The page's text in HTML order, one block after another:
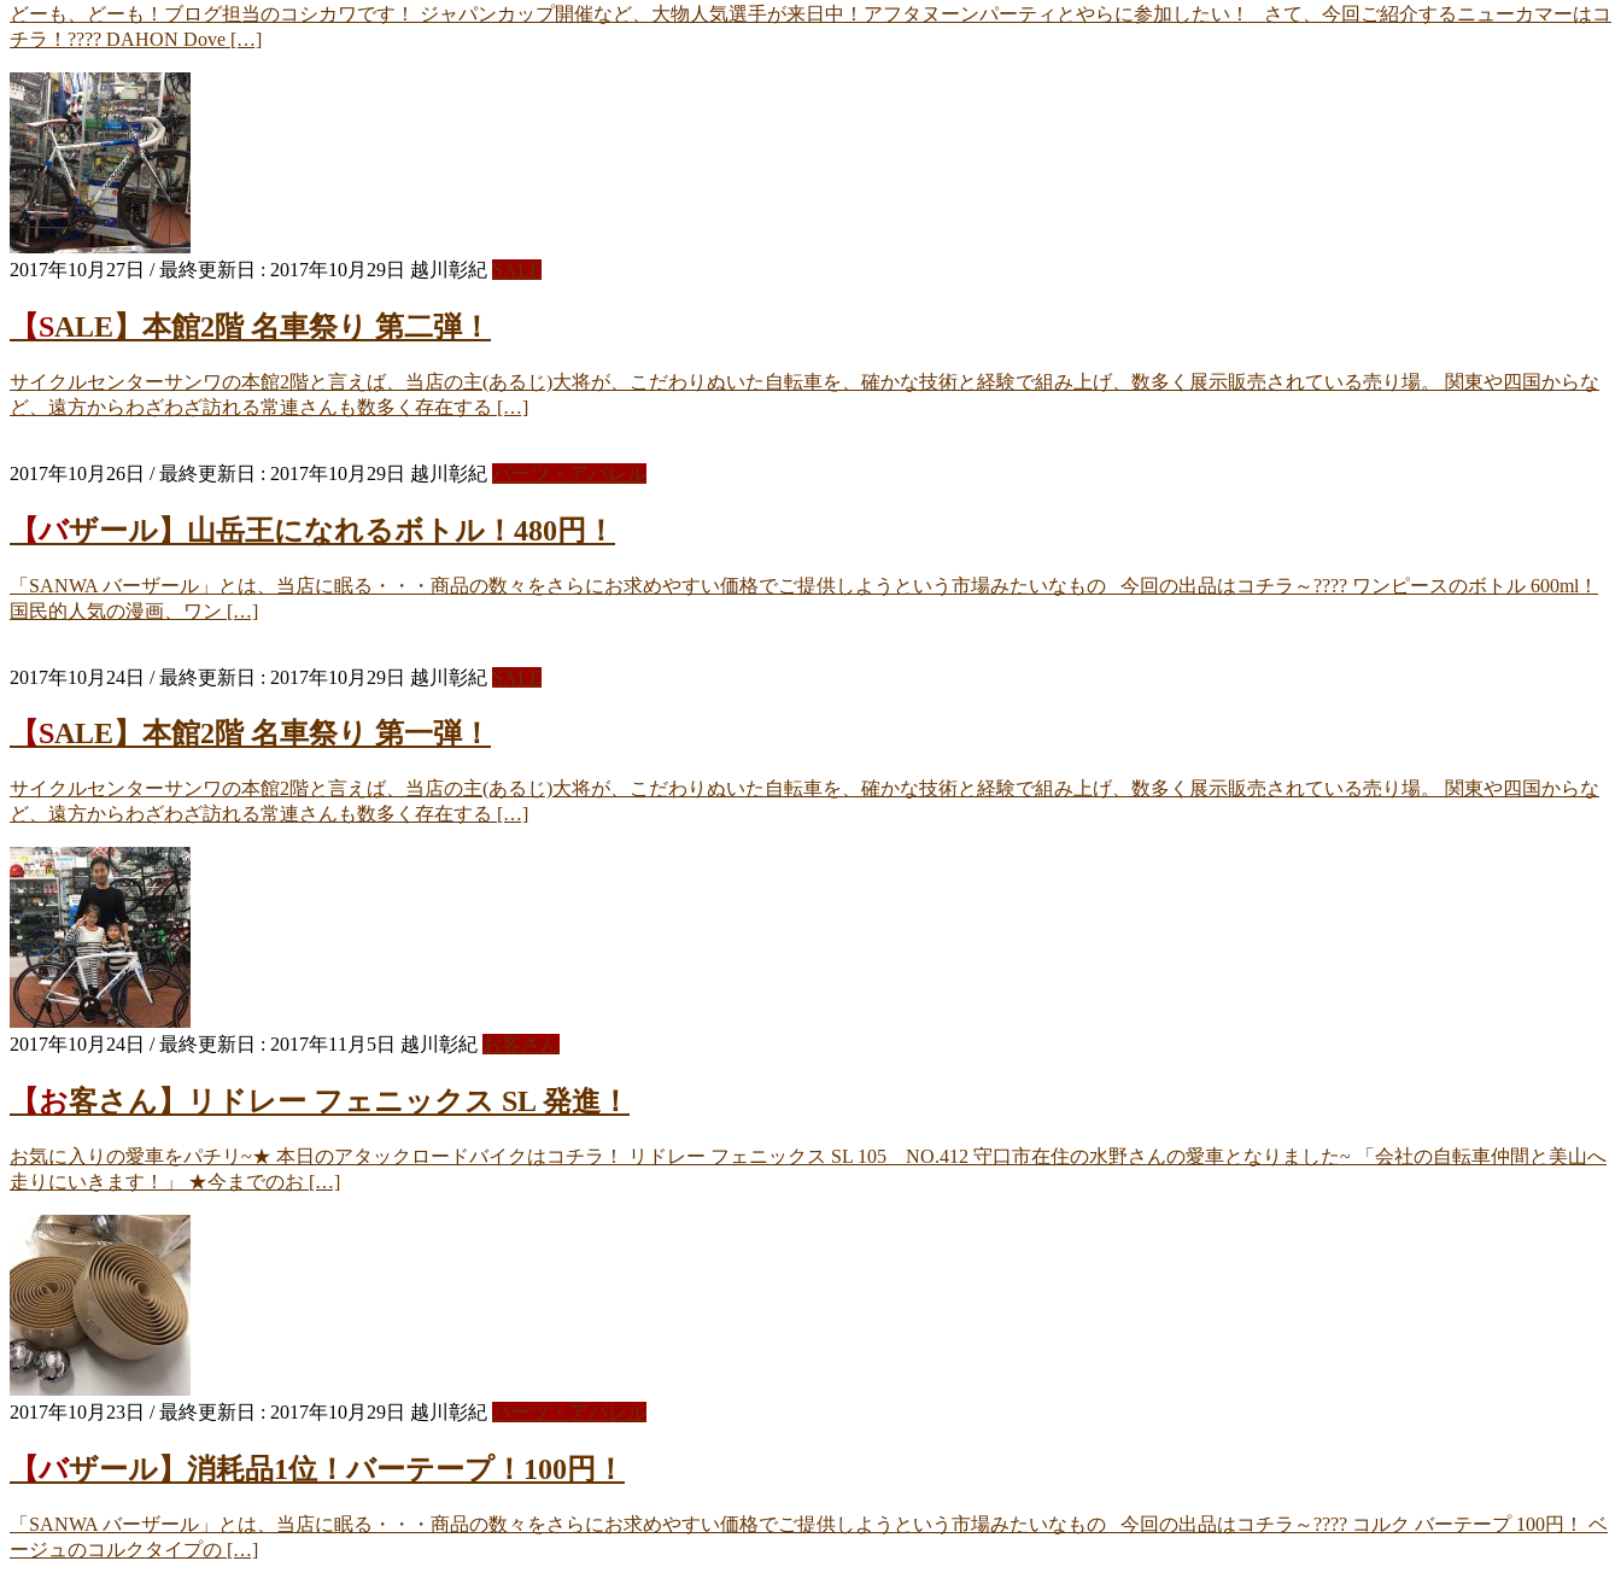
どーも、どーも！ブログ担当のコシカワです！ ジャパンカップ開催など、大物人気選手が来日中！アフタヌーンパーティとやらに参加したい！ さて、今回ご紹介するニューカマーはコ
チラ！???? DAHON Dove […]
2017年10月27日 / 最終更新日 : 2017年10月29日 越川彰紀 SALE
【SALE】本館2階 名車祭り 第二弾！
サイクルセンターサンワの本館2階と言えば、当店の主(あるじ)大将が、こだわりぬいた自転車を、確かな技術と経験で組み上げ、数多く展示販売されている売り場。 関東や四国からな
ど、遠方からわざわざ訪れる常連さんも数多く存在する […]
2017年10月26日 / 最終更新日 : 2017年10月29日 越川彰紀 パーツ・アパレル
【バザール】山岳王になれるボトル！480円！
「SANWA バーザール」とは、当店に眠る・・・商品の数々をさらにお求めやすい価格でご提供しようという市場みたいなもの 今回の出品はコチラ～???? ワンピースのボトル 600ml！
国民的人気の漫画、ワン […]
2017年10月24日 / 最終更新日 : 2017年10月29日 越川彰紀 SALE
【SALE】本館2階 名車祭り 第一弾！
サイクルセンターサンワの本館2階と言えば、当店の主(あるじ)大将が、こだわりぬいた自転車を、確かな技術と経験で組み上げ、数多く展示販売されている売り場。 関東や四国からな
ど、遠方からわざわざ訪れる常連さんも数多く存在する […]
2017年10月24日 / 最終更新日 : 2017年11月5日 越川彰紀 お客さん
【お客さん】リドレー フェニックス SL 発進！
お気に入りの愛車をパチリ~★ 本日のアタックロードバイクはコチラ！ リドレー フェニックス SL 105 NO.412 守口市在住の水野さんの愛車となりました~ 「会社の自転車仲間と美山へ
走りにいきます！」 ★今までのお […]
2017年10月23日 / 最終更新日 : 2017年10月29日 越川彰紀 パーツ・アパレル
【バザール】消耗品1位！バーテープ！100円！
「SANWA バーザール」とは、当店に眠る・・・商品の数々をさらにお求めやすい価格でご提供しようという市場みたいなもの 今回の出品はコチラ～???? コルク バーテープ 100円！ ベ
ージュのコルクタイプの […]